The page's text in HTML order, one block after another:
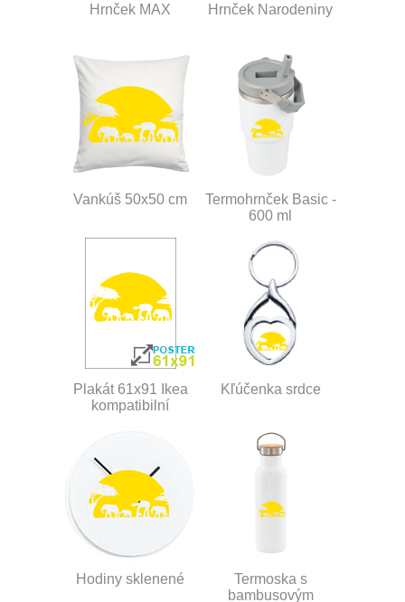
Hrnček MAX Hrnček Narodeniny
Vankúš 50x50 cm
Termohrnček Basic -
600 ml
Plakát 61x91 Ikea
kompatibilní
Kľúčenka srdce
Hodiny sklenené
Termoska s
bambusovým